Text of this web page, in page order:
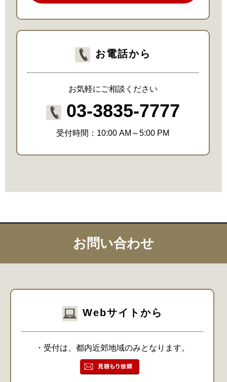
お電話から
お気軽にご相談ください
03-3835-7777
受付時間：10:00 AM～5:00 PM
お問い合わせ
Webサイトから
・受付は、都内近郊地域のみとなります。